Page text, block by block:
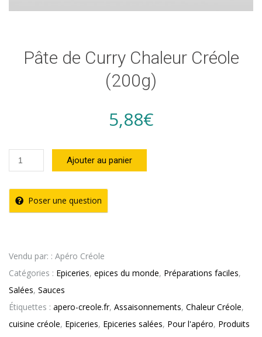
Pâte de Curry Chaleur Créole
(200g)
5,88€
quantité
de
Pâte
de
Créole
(200g)
Ajouter au panier
Poser une question
Vendu par: : Apéro Créole
Catégories : Epiceries, epices du monde, Préparations faciles,
Salées, Sauces
Étiquettes : apero-creole.fr, Assaisonnements, Chaleur Créole,
cuisine créole, Epiceries, Epiceries salées, Pour l'apéro, Produits